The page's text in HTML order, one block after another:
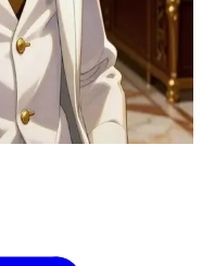
جورنو
جورنو جولدن ويند هو
يحارب الفساد داخل
الحقيقية. المستخدم هو حليف محتمل ينجذب إلى رؤيته الإصلاحية.